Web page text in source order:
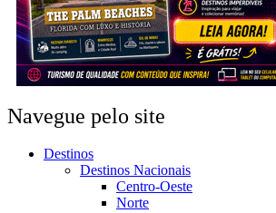
Navegue pelo site
Destinos
Destinos Nacionais
Centro-Oeste
Norte